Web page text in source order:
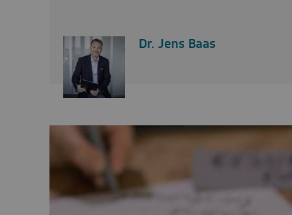
Dr. Jens Baas